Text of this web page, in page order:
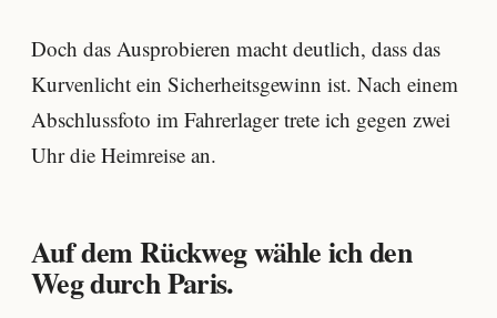
Doch das Ausprobieren macht deutlich, dass das
Kurvenlicht ein Sicherheitsgewinn ist. Nach einem
Abschlussfoto im Fahrerlager trete ich gegen zwei
Uhr die Heimreise an.
Auf dem Rückweg wähle ich den
Weg durch Paris.